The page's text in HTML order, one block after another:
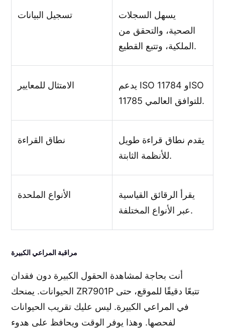
تسجيل البيانات
يسهل السجلات
الصحية، والتحقق من
الملكية، وتتبع القطيع.
الامتثال للمعايير
يدعم ISO 11784 وISO
11785 للتوافق العالمي.
نطاق القراءة
يقدم نطاق قراءة طويل
للأنظمة الثابتة.
الأنواع الملحدة
يقرأ الرقائق القياسية
عبر الأنواع المختلفة.
مراقبة المراعي الكبيرة
أنت بحاجة لمشاهدة الحقول الكبيرة دون فقدان
الحيوانات. يمنحك ZR7901P تتبعًا دقيقًا للموقع، حتى
في المراعي الكبيرة. ليس عليك تقريب الحيوانات
لفحصها. وهذا يوفر الوقت ويحافظ على هدوء